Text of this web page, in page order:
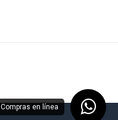
Compras en línea